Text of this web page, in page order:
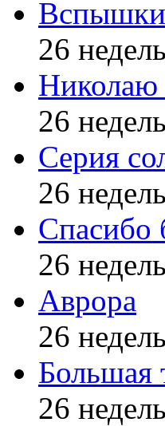
26
Николаю
26
Серия
26
Спасибо
26
Аврора
26
Большая
26